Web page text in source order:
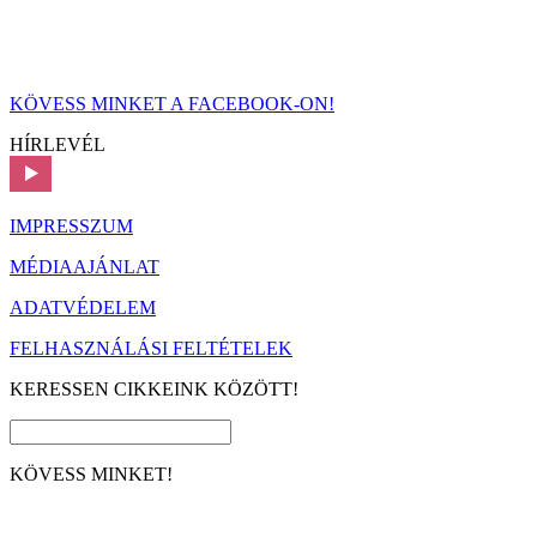
KÖVESS MINKET A FACEBOOK-ON!
HÍRLEVÉL
IMPRESSZUM
MÉDIAAJÁNLAT
ADATVÉDELEM
FELHASZNÁLÁSI FELTÉTELEK
KERESSEN CIKKEINK KÖZÖTT!
KÖVESS MINKET!